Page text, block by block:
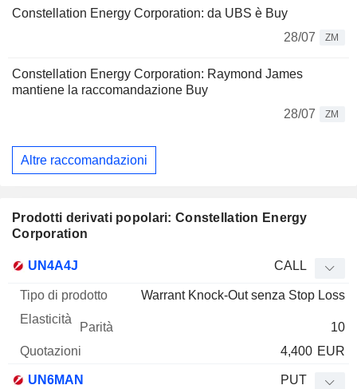
Constellation Energy Corporation: da UBS è Buy
28/07
ZM
Constellation Energy Corporation: Raymond James
mantiene la raccomandazione Buy
28/07
ZM
Altre raccomandazioni
Prodotti derivati popolari: Constellation Energy
Corporation
UN4A4J CALL
Warrant Knock-Out senza Stop Loss
10
4,400 EUR
UN6MAN PUT